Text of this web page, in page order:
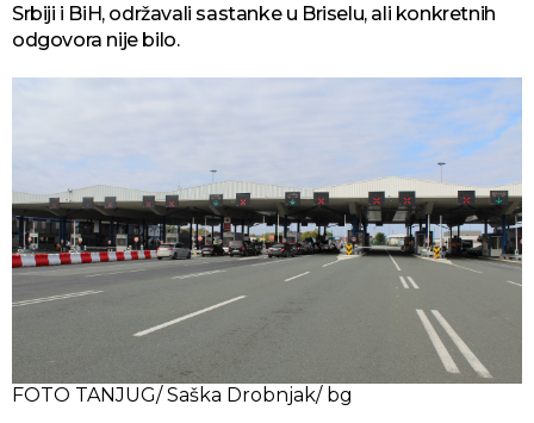
Srbiji i BiH, održavali sastanke u Briselu, ali konkretnih
odgovora nije bilo.
FOTO TANJUG/ Saška Drobnjak/ bg